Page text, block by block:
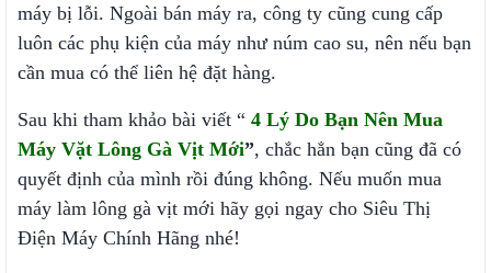
máy bị lỗi. Ngoài bán máy ra, công ty cũng cung cấp
luôn các phụ kiện của máy như núm cao su, nên nếu bạn
cần mua có thể liên hệ đặt hàng.
Sau khi tham khảo bài viết “ 4 Lý Do Bạn Nên Mua
Máy Vặt Lông Gà Vịt Mới”, chắc hẳn bạn cũng đã có
quyết định của mình rồi đúng không. Nếu muốn mua
máy làm lông gà vịt mới hãy gọi ngay cho Siêu Thị
Điện Máy Chính Hãng nhé!